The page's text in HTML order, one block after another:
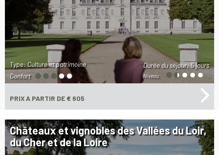
Durée du séjour:5 jours
Niveau:
Type: Culture et patrimoine
Confort
PRIXA PARTIR DE € 605
Châteaux et vignobles des Vallées du Loir,
du Cher et de la Loire